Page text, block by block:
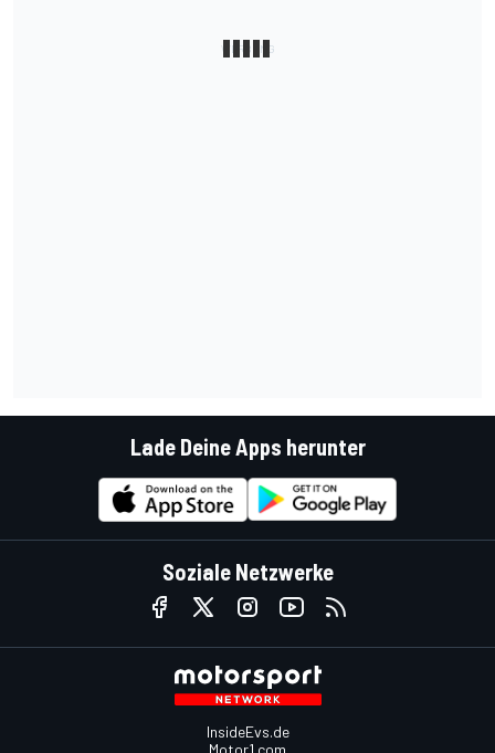
Lade Deine Apps herunter
Soziale Netzwerke
InsideEvs.de
Motor1.com